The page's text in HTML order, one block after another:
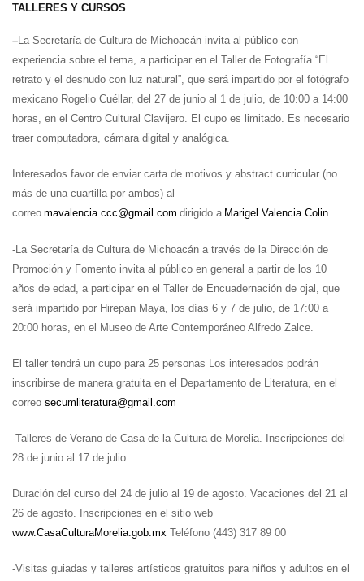
TALLERES Y CURSOS
–La Secretaría de Cultura de Michoacán invita al público con
experiencia sobre el tema, a participar en el Taller de Fotografía “El
retrato y el desnudo con luz natural”, que será impartido por el fotógrafo
mexicano Rogelio Cuéllar, del 27 de junio al 1 de julio, de 10:00 a 14:00
horas, en el Centro Cultural Clavijero. El cupo es limitado. Es necesario
traer computadora, cámara digital y analógica.
Interesados favor de enviar carta de motivos y abstract curricular (no
más de una cuartilla por ambos) al
correo mavalencia.ccc@gmail.com dirigido a Marigel Valencia Colin.
-La Secretaría de Cultura de Michoacán a través de la Dirección de
Promoción y Fomento invita al público en general a partir de los 10
años de edad, a participar en el Taller de Encuadernación de ojal, que
será impartido por Hirepan Maya, los días 6 y 7 de julio, de 17:00 a
20:00 horas, en el Museo de Arte Contemporáneo Alfredo Zalce.
El taller tendrá un cupo para 25 personas Los interesados podrán
inscribirse de manera gratuita en el Departamento de Literatura, en el
correo secumliteratura@gmail.com
-Talleres de Verano de Casa de la Cultura de Morelia.
Inscripciones del
28 de junio al 17 de julio.
Duración del curso del 24 de julio al 19 de agosto. Vacaciones del 21 al
26 de agosto. Inscripciones en el sitio web
www.CasaCulturaMorelia.gob.mx Teléfono (443) 317 89 00
-Visitas guiadas y talleres artísticos gratuitos para niños y adultos en el